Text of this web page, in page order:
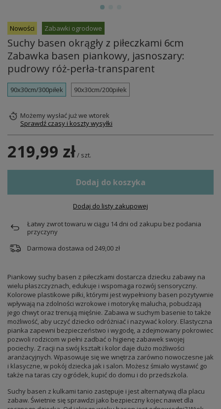
Nowości Zabawki ogrodowe
Suchy basen okrągły z piłeczkami 6cm
Zabawka basen piankowy, jasnoszary:
pudrowy róż-perła-transparent
90x30cm/300piłek 90x30cm/200piłek
Możemy wysłać jużwe wtorek
Sprawdź czasy i koszty wysyłki
219,99 zł/ szt.
Dodaj do koszyka
Dodaj do listy zakupowej
Łatwy zwrot towaru w ciągu 14dni od zakupu bez podania
przyczyny
Darmowa dostawa od 249,00 zł
Piankowy suchy basen z piłeczkami dostarcza dziecku zabawy na
wielu płaszczyznach, edukuje i wspomaga rozwój sensoryczny.
Kolorowe plastikowe piłki, którymi jest wypełniony basen pozytywnie
wpływają na zdolności wzrokowe i motorykę malucha, pobudzają
jego chwyt oraz trenują mięśnie. Zabawa w suchym basenie to także
możliwość, aby uczyć dziecko odróżniać i nazywać kolory. Elastyczna
pianka zapewni bezpieczeństwo i wygodę, a zdejmowany pokrowiec
pozwoli rodzicom w pełni zadbać o higienę zabawek swojej
pociechy. Z racji na swój kształt i kolor daje dużo możliwości
aranżacyjnych. Wpasowuje się we wnętrza zarówno nowoczesne jak
i klasyczne, w pokój dziecka jak i salon. Możesz śmiało wystawić go
także na taras czy ogródek, kupić do domu i do przedszkola.
Suchy basen z kulkami tanio zastępuje i jest alternatywą dla placu
zabaw. Świetnie się sprawdzi jako bezpieczny kojec nawet dla